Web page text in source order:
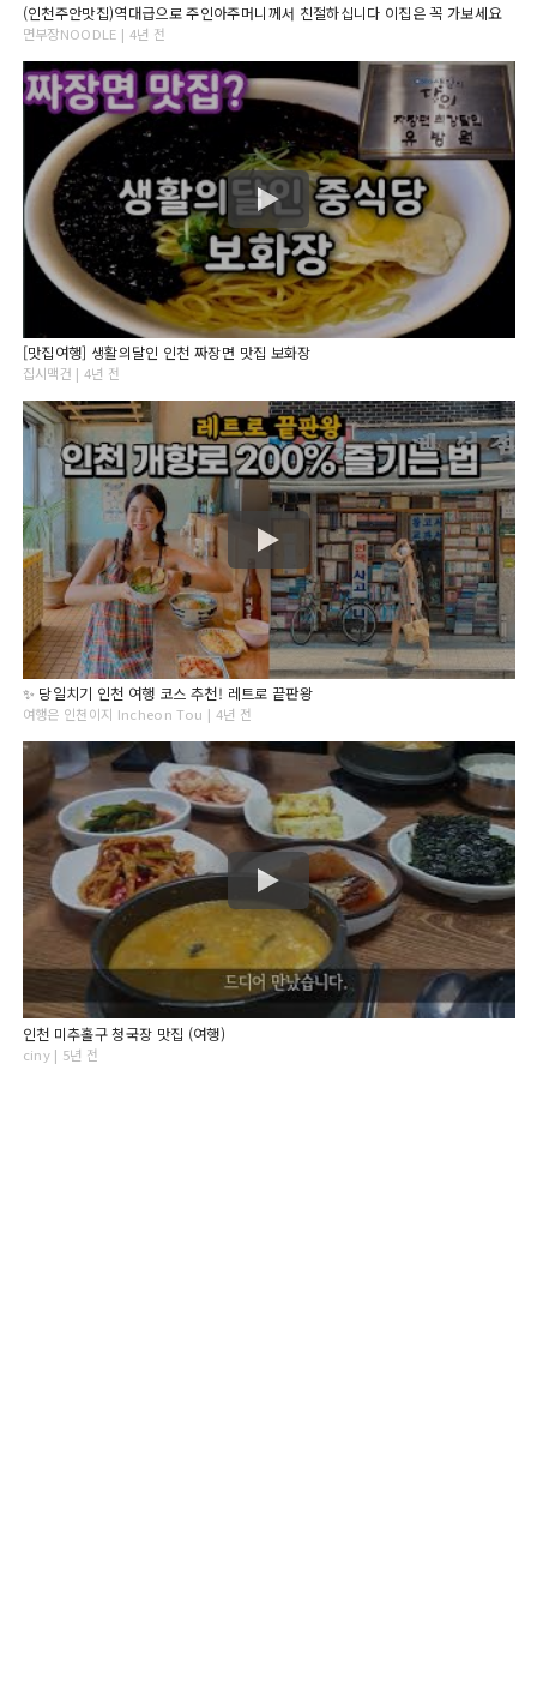
(인천주안맛집)역대급으로 주인아주머니께서 친절하십니다 이집은 꼭 가보세요
면부장NOODLE | 4년 전
[맛집여행] 생활의달인 인천 짜장면 맛집 보화장
집시맥건 | 4년 전
✨ 당일치기 인천 여행 코스 추천! 레트로 끝판왕
여행은 인천이지 Incheon Tou | 4년 전
인천 미추홀구 청국장 맛집 (여행)
ciny | 5년 전